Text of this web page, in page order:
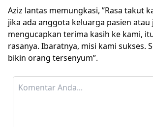
Aziz lantas memungkasi, ”Rasa takut
jika ada anggota keluarga pasien atau
mengucapkan terima kasih ke kami,
rasanya. Ibaratnya, misi kami sukses.
bikin orang tersenyum”.